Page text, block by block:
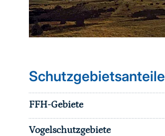
Schutzgebietsanteile
FFH-Gebiete
Vogelschutzgebiete